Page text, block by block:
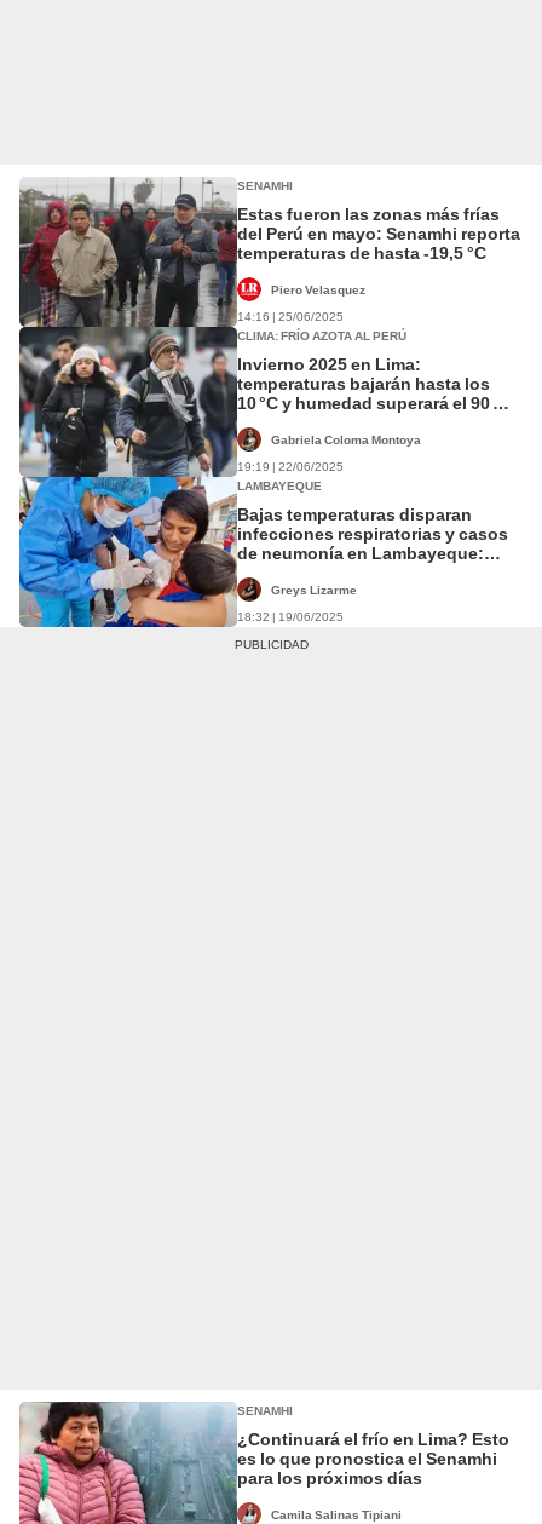
SENAMHI
Estas fueron las zonas más frías
del Perú en mayo: Senamhi reporta
temperaturas de hasta -19,5 °C
Piero Velasquez
14:16 | 25/06/2025
CLIMA: FRÍO AZOTA AL PERÚ
Invierno 2025 en Lima:
temperaturas bajarán hasta los
10 °C y humedad superará el 90 %,
Gabriela Coloma Montoya
19:19 | 22/06/2025
LAMBAYEQUE
Bajas temperaturas disparan
infecciones respiratorias y casos
de neumonía en Lambayeque:
totalGreys Lizarme
18:32 | 19/06/2025
SENAMHI
¿Continuará el frío en Lima? Esto
es lo que pronostica el Senamhi
para los próximos días
Camila Salinas Tipiani